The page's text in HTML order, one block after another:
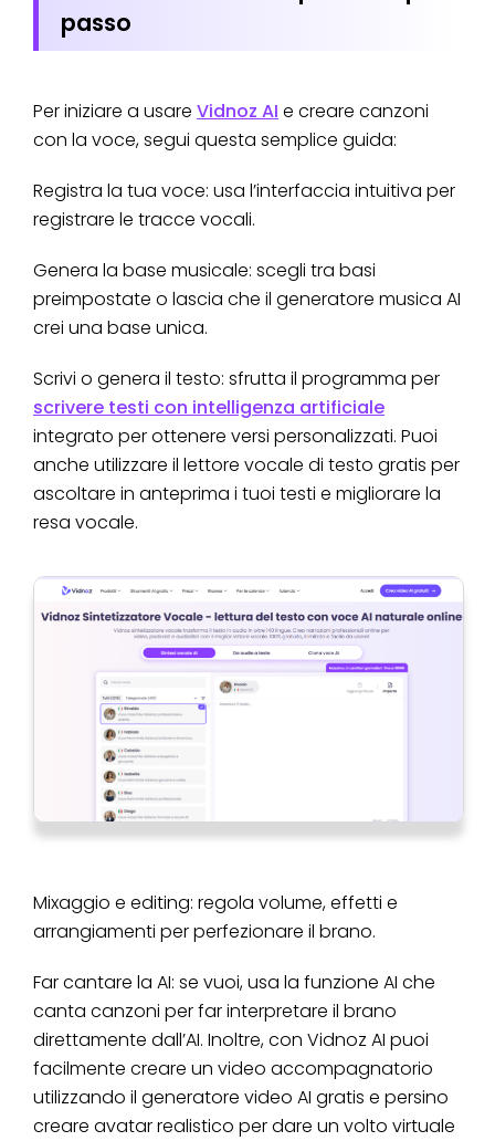
passo
Per iniziare a usare Vidnoz AI e creare canzoni
con la voce, segui questa semplice guida:
Registra la tua voce: usa l’interfaccia intuitiva per
registrare le tracce vocali.
Genera la base musicale: scegli tra basi
preimpostate o lascia che il generatore musica AI
crei una base unica.
Scrivi o genera il testo: sfrutta il programma per
scrivere testi con intelligenza artificiale
integrato per ottenere versi personalizzati. Puoi
anche utilizzare il lettore vocale di testo gratis per
ascoltare in anteprima i tuoi testi e migliorare la
resa vocale.
Mixaggio e editing: regola volume, effetti e
arrangiamenti per perfezionare il brano.
Far cantare la AI: se vuoi, usa la funzione AI che
canta canzoni per far interpretare il brano
direttamente dall’AI. Inoltre, con Vidnoz AI puoi
facilmente creare un video accompagnatorio
utilizzando il generatore video AI gratis e persino
creare avatar realistico per dare un volto virtuale